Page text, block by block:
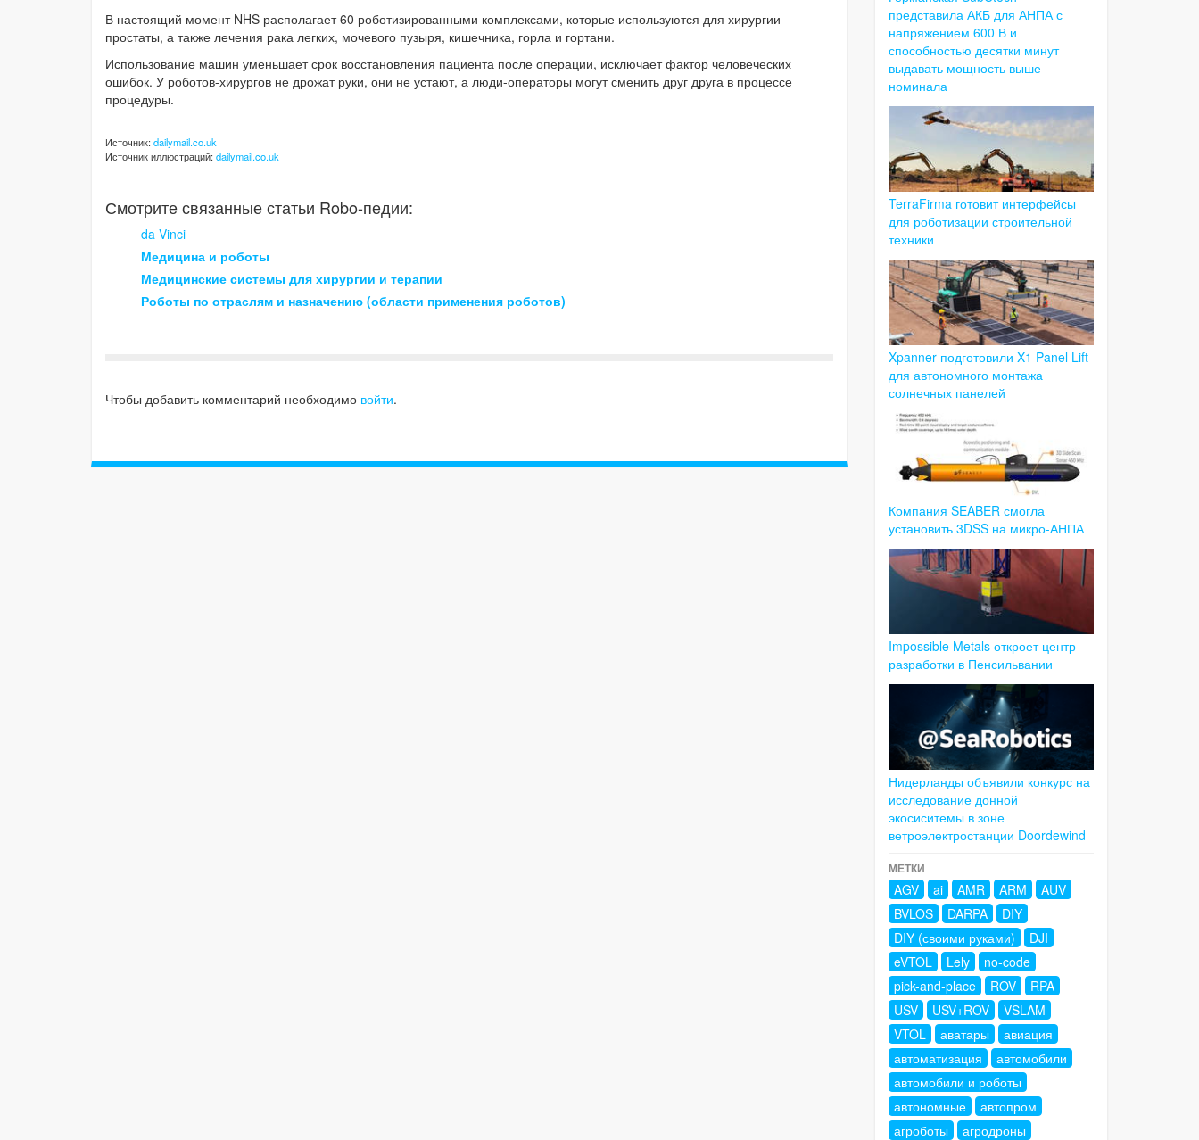
В настоящий момент NHS располагает 60 роботизированными комплексами, которые используются для хирургии
простаты, а также лечения рака легких, мочевого пузыря, кишечника, горла и гортани.
Использование машин уменьшает срок восстановления пациента после операции, исключает фактор человеческих
ошибок. У роботов-хирургов не дрожат руки, они не устают, а люди-операторы могут сменить друг друга в процессе
процедуры.
Источник:dailymail.co.uk
Источник иллюстраций:dailymail.co.uk
Смотрите связанные статьи Robo-педии:
da Vinci
Медицина и роботы
Медицинские системы для хирургии и терапии
Роботы по отраслям и назначению (области применения роботов)
Чтобы добавить комментарий необходимо войти.
представила АКБ для АНПА с
напряжением 600 В и
способностью десятки минут
выдавать мощность выше
номинала
TerraFirma готовит интерфейсы
для роботизации строительной
техники
Xpanner подготовили X1 Panel Lift
для автономного монтажа
солнечных панелей
Компания SEABER смогла
установить 3DSS на микро-АНПА
Impossible Metals откроет центр
разработки в Пенсильвании
Нидерланды объявили конкурс на
исследование донной
экосиситемы в зоне
ветроэлектростанции Doordewind
МЕТКИ
AGV ai AMR ARM
AUV
BVLOS
DARPA
DIY
DIY (своими руками)
DJI
eVTOL
Lely
no-code
pick-and-place
ROV
RPA
USV
USV+ROV
VSLAM
VTOL
аватары
авиация
автоматизация
автомобили
автомобили и роботы
автономные
автопром
агроботы
агродроны